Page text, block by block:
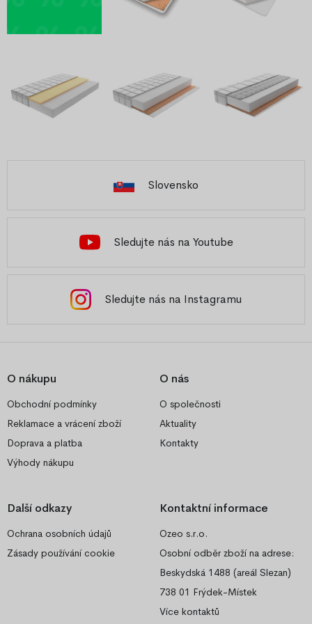
Slovensko
Sledujte nás na Youtube
Sledujte nás na Instagramu
O nákupu
Obchodní podmínky
Reklamace a vrácení zboží
Doprava a platba
Výhody nákupu
O nás
O společnosti
Aktuality
Kontakty
Další odkazy
Ochrana osobních údajů
Zásady používání cookie
Kontaktní informace
Ozeo s.r.o.
Osobní odběr zboží na adrese:
Beskydská 1488 (areál Slezan)
738 01 Frýdek-Místek
Více kontaktů